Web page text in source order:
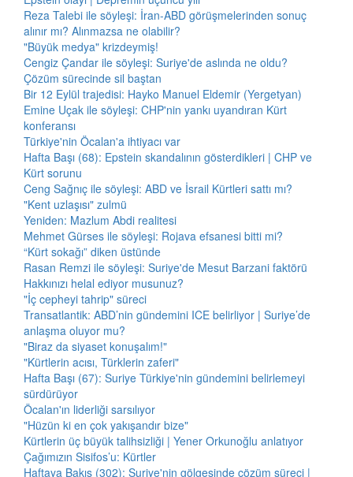
Reza Talebi ile söyleşi: İran-ABD görüşmelerinden sonuç
alınır mı? Alınmazsa ne olabilir?
"Büyük medya" krizdeymiş!
Cengiz Çandar ile söyleşi: Suriye'de aslında ne oldu?
Çözüm sürecinde sil baştan
Bir 12 Eylül trajedisi: Hayko Manuel Eldemir (Yergetyan)
Emine Uçak ile söyleşi: CHP'nin yankı uyandıran Kürt
konferansı
Türkiye'nin Öcalan'a ihtiyacı var
Hafta Başı (68): Epstein skandalının gösterdikleri | CHP ve
Kürt sorunu
Ceng Sağnıç ile söyleşi: ABD ve İsrail Kürtleri sattı mı?
"Kent uzlaşısı" zulmü
Yeniden: Mazlum Abdi realitesi
Mehmet Gürses ile söyleşi: Rojava efsanesi bitti mi?
“Kürt sokağı” diken üstünde
Rasan Remzi ile söyleşi: Suriye'de Mesut Barzani faktörü
Hakkınızı helal ediyor musunuz?
"İç cepheyi tahrip" süreci
Transatlantik: ABD’nin gündemini ICE belirliyor | Suriye’de
anlaşma oluyor mu?
"Biraz da siyaset konuşalım!"
"Kürtlerin acısı, Türklerin zaferi"
Hafta Başı (67): Suriye Türkiye'nin gündemini belirlemeyi
sürdürüyor
Öcalan'ın liderliği sarsılıyor
"Hüzün ki en çok yakışandır bize"
Kürtlerin üç büyük talihsizliği | Yener Orkunoğlu anlatıyor
Çağımızın Sisifos’u: Kürtler
Haftaya Bakış (302): Suriye'nin gölgesinde çözüm süreci |